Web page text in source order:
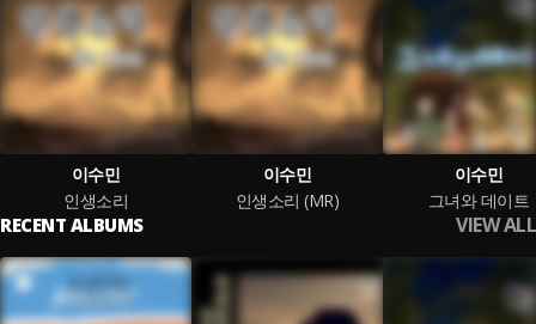
이수민
인생소리
이수민
인생소리 (MR)
이수민
그녀와 데이트
RECENT ALBUMS VIEW ALL